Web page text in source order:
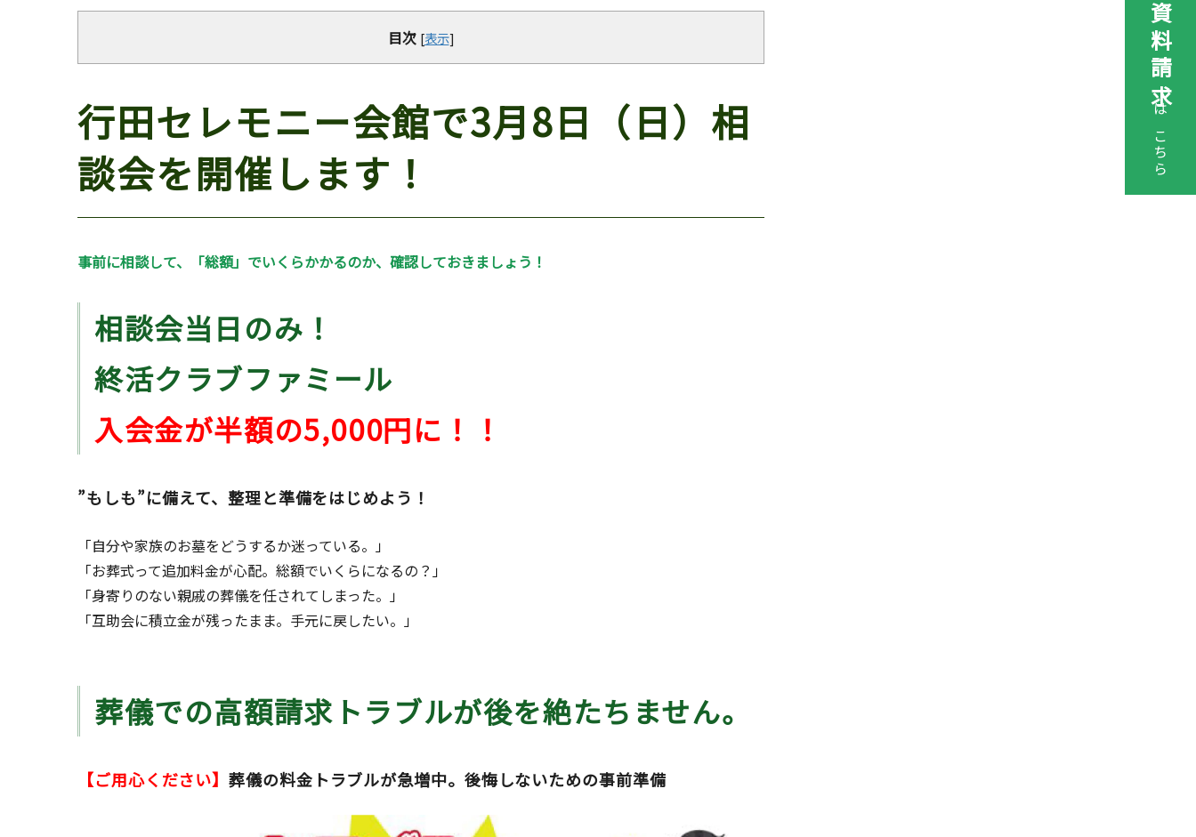
資料請求
はこちら
目次 [表示]
行田セレモニー会館で3月8日（日）相
談会を開催します！
事前に相談して、「総額」でいくらかかるのか、確認しておきましょう！
相談会当日のみ！
終活クラブファミール
入会金が半額の5,000円に！！
”もしも”に備えて、整理と準備をはじめよう！
「自分や家族のお墓をどうするか迷っている。」
「お葬式って追加料金が心配。総額でいくらになるの？」
「身寄りのない親戚の葬儀を任されてしまった。」
「互助会に積立金が残ったまま。手元に戻したい。」
葬儀での高額請求トラブルが後を絶たちません。
【ご用心ください】葬儀の料金トラブルが急増中。後悔しないための事前準備